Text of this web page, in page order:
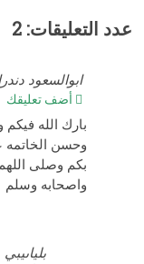
عدد التعليقات: 2
ابوالسعود
أضف تعليقك
بارك الله
وحسن الخاتمه
بكم وصلى
واصحابه وسلم
بلياىيبي